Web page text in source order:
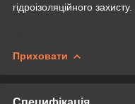
гідроізоляційного захисту.
Приховати